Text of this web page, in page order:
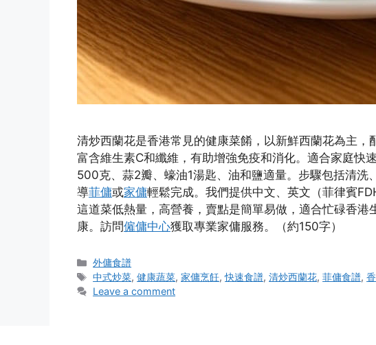
清炒西蘭花是香港常見的健康菜餚，以新鮮西蘭花為主，
富含維生素C和纖維，有助增強免疫和消化。適合家庭快
500克、蒜2瓣、蠔油1湯匙、油和鹽適量。步驟包括清洗
導菲傭或家傭輕鬆完成。我們提供中文、英文（菲律賓
這道菜低熱量，高營養，賣點是簡單易做，適合忙碌香港
康。訪問僱傭中心獲取專業家傭服務。（約150字）
Categories
外傭食譜
Tags
中式炒菜,健康蔬菜,家傭烹飪,快速食譜,清炒西蘭花,菲傭食譜,
Leave a comment